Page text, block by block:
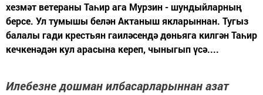
хезмәт ветераны Таһир ага Мурзин - шундыйларның
берсе. Ул тумышы белән Актаныш якларыннан. Тугыз
балалы гади крестьян гаиләсендә дөньяга килгән Таһир
кечкенәдән кул арасына кереп, чыныгып үсә....
Илебезне дошман илбасарларыннан азат